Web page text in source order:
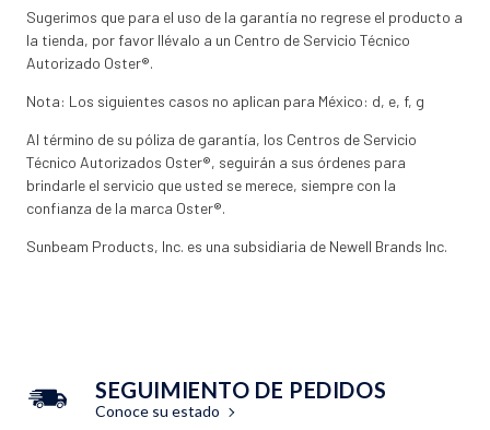
Sugerimos que para el uso de la garantía no regrese el producto a
la tienda, por favor llévalo a un Centro de Servicio Técnico
Autorizado Oster®.
Nota: Los siguientes casos no aplican para México: d, e, f, g
Al término de su póliza de garantía, los Centros de Servicio
Técnico Autorizados Oster®, seguirán a sus órdenes para
brindarle el servicio que usted se merece, siempre con la
confianza de la marca Oster®.
Sunbeam Products, Inc. es una subsidiaria de Newell Brands Inc.
SEGUIMIENTO DE PEDIDOS
Conoce su estado